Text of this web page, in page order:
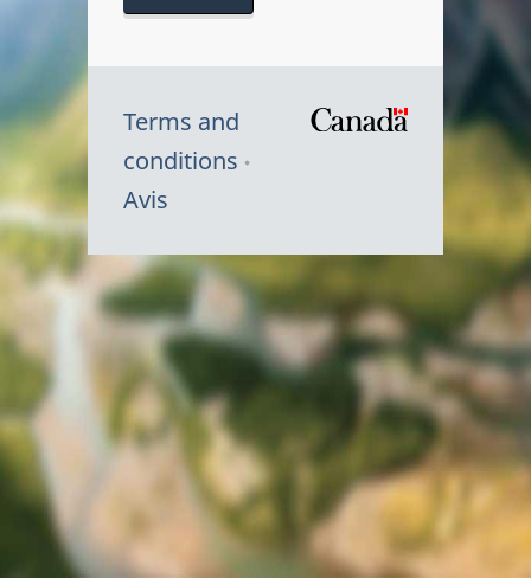
Terms and
conditions
Avis
Canada